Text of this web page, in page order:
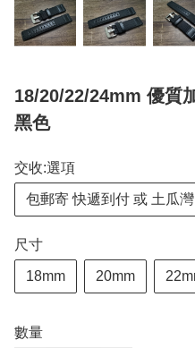
18/20/22/24mm 優質
黑色
交收:選項
包郵寄 快遞到付 或 土瓜
尺寸
18mm 20mm
數量